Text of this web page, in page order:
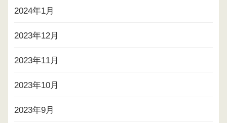
2024年1月
2023年12月
2023年11月
2023年10月
2023年9月